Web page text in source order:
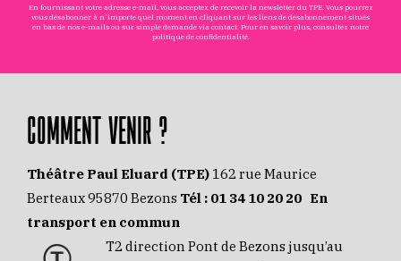
En fournissant votre adresse e-mail, vous acceptez de recevoir la newsletter du TPE. Vous pourrez
vous désabonner à n'importe quel moment en cliquant sur les liens de désabonnement situés
en bas de nos e-mails ou sur simple demande via contact. Pour en savoir plus, consultez notre
politique de confidentialité.
COMMENT VENIR ?
Théâtre Paul Eluard (TPE) 162 rue Maurice
Berteaux 95870 Bezons Tél : 01 34 10 20 20 En
transport en commun
T2 direction Pont de Bezons jusqu’au